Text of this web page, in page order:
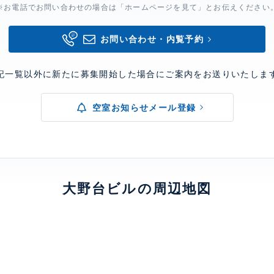
電話でお問い合わせの場合は「ホームページを見て」とお伝えください
お問い合わせ・内覧予約
一覧以外に新たに募集開始した場合にご案内をお送りいたしま
空室お知らせメール登録
大野台ビルの周辺地図